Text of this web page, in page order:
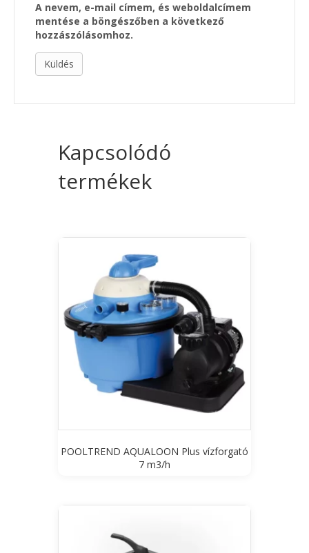
A nevem, e-mail címem, és weboldalcímem
mentése a böngészőben a következő
hozzászólásomhoz.
Kapcsolódó
termékek
POOLTREND AQUALOON Plus vízforgató
7 m3/h